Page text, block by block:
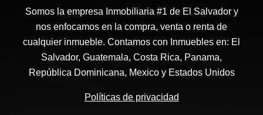
Somos la empresa Inmobiliaria #1 de El Salvador y
nos enfocamos en la compra, venta o renta de
cualquier inmueble. Contamos con Inmuebles en: El
Salvador, Guatemala, Costa Rica, Panama,
República Dominicana, Mexico y Estados Unidos
Políticas de privacidad